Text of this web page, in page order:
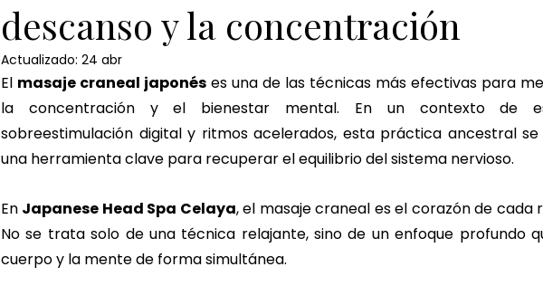
descanso y la concentración
Actualizado: 24 abr
El masaje craneal japonés es una de las técnicas más efectivas para
la concentración y el bienestar mental. En un contexto de
sobreestimulación digital y ritmos acelerados, esta práctica ancestral
una herramienta clave para recuperar el equilibrio del sistema nervioso.
En Japanese Head Spa Celaya, el masaje craneal es el corazón de cada
No se trata solo de una técnica relajante, sino de un enfoque profundo
cuerpo y la mente de forma simultánea.